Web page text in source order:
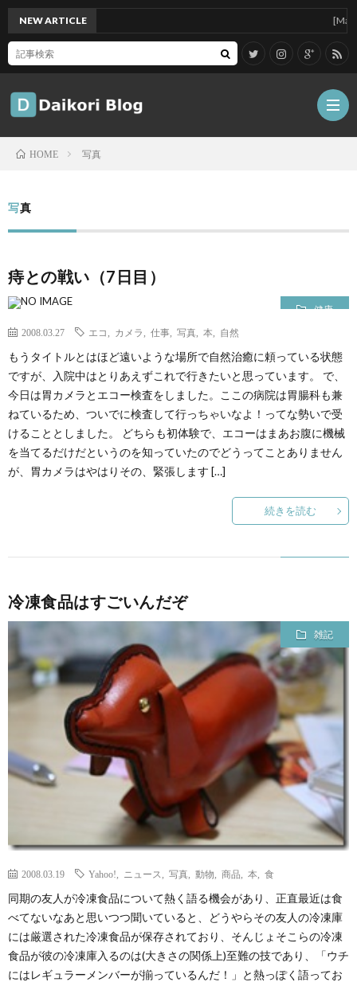
記
Tips
ェ
ッ
ト
ル
メ
旅
行・
散
歩
こ
の
ブ
に
つ
い
NEW ARTICLE [Mac]Mac
HOME 写真
写真
痔との戦い（7日目）
健康
2008.03.27 エコ カメラ 仕事 写真 本 自然
もうタイトルとはほど遠いような場所で自然治癒に頼っている状態
ですが、入院中はとりあえずこれで行きたいと思っています。 で、
今日は胃カメラとエコー検査をしました。ここの病院は胃腸科も兼
ねているため、ついでに検査して行っちゃいなよ！ってな勢いで受
けることとしました。 どちらも初体験で、エコーはまあお腹に機械
を当てるだけだというのを知っていたのでどうってことありません
が、胃カメラはやはりその、緊張します […]
続きを読む
冷凍食品はすごいんだぞ
雑記
2008.03.19 Yahoo! ニュース 写真 動物 商品 本 食
同期の友人が冷凍食品について熱く語る機会があり、正直最近は食
べてないなあと思いつつ聞いていると、どうやらその友人の冷凍庫
には厳選された冷凍食品が保存されており、そんじょそこらの冷凍
食品が彼の冷凍庫入るのは(大きさの関係上)至難の技であり、「ウチ
にはレギュラーメンバーが揃っているんだ！」と熱っぽく語ってお